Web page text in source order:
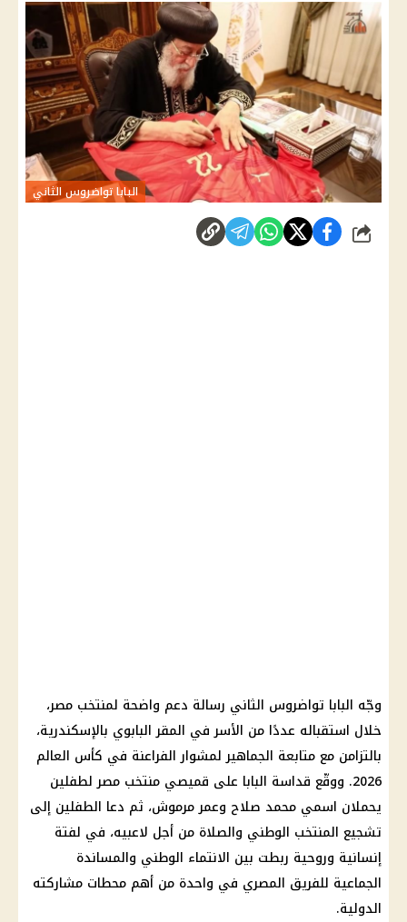
البابا تواضروس الثاني
شارك
وجّه البابا تواضروس الثاني رسالة دعم واضحة لمنتخب مصر،
خلال استقباله عددًا من الأسر في المقر البابوي بالإسكندرية،
بالتزامن مع متابعة الجماهير لمشوار الفراعنة في كأس العالم
2026. ووقّع قداسة البابا على قميصي منتخب مصر لطفلين
يحملان اسمي محمد صلاح وعمر مرموش، ثم دعا الطفلين إلى
تشجيع المنتخب الوطني والصلاة من أجل لاعبيه، في لفتة
إنسانية وروحية ربطت بين الانتماء الوطني والمساندة
الجماعية للفريق المصري في واحدة من أهم محطات مشاركته
الدولية.